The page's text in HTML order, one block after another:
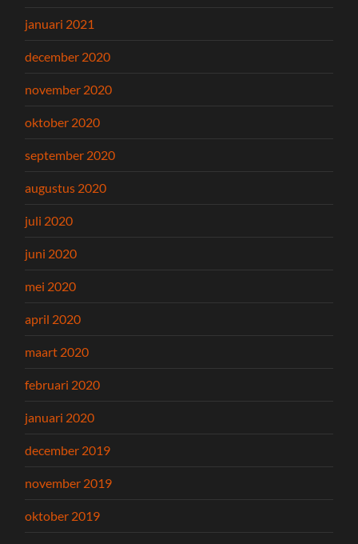
januari 2021
december 2020
november 2020
oktober 2020
september 2020
augustus 2020
juli 2020
juni 2020
mei 2020
april 2020
maart 2020
februari 2020
januari 2020
december 2019
november 2019
oktober 2019